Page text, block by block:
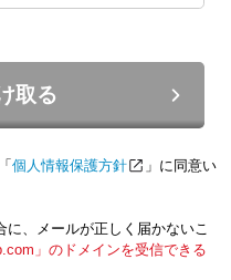
取る
個人情報保護方針
」に同意い
に、メールが正しく届かないこ
」のドメインを受信できる